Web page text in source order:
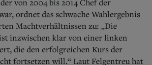
von 2004 bis 2014 Chef der
ordnet das schwache Wahlergebnis
Machtverhältnissen zu: „Die
inzwischen klar von einer linken
die den erfolgreichen Kurs der
fortsetzen will.“ Laut Felgentreu hat